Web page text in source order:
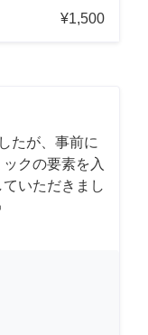
¥1,500
たが、事前に
クの要素を入
いただきまし